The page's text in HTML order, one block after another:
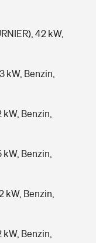
42 kW,
kW, Benzin,
kW, Benzin,
kW, Benzin,
kW, Benzin,
kW, Benzin,